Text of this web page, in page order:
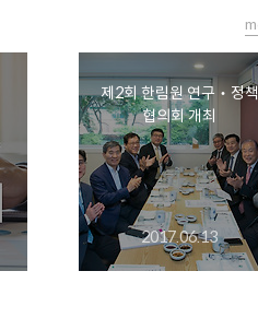
제2회 한림원 연구‧정책
협의회 개최
2017.06.13